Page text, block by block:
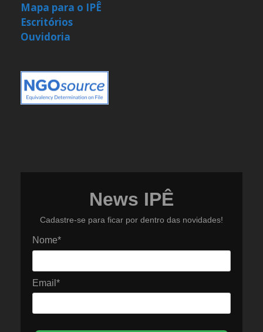
Mapa para o IPÊ
Escritórios
Ouvidoria
News IPÊ
Cadastre-se para ficar por dentro das novidades!
Nome*
Email*